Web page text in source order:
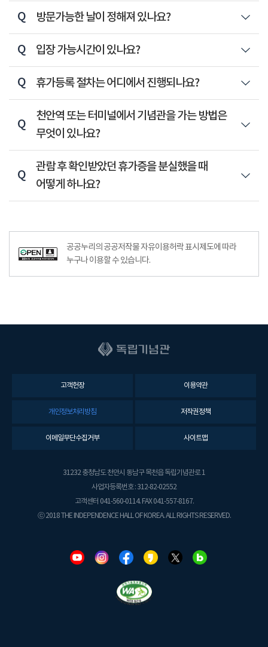
방문가능한 날이 정해져 있나요?
입장 가능시간이 있나요?
휴가등록 절차는 어디에서 진행되나요?
천안역 또는 터미널에서 기념관을 가는 방법은
무엇이 있나요?
관람 후 확인받았던 휴가증을 분실했을 때
어떻게 하나요?
공공누리공공저작물자유이용허락–출처표시이미지
공공누리의 공공저작물 자유이용허락 표시제도에 따라
누구나 이용할 수 있습니다.
고객헌장 이용약관
개인정보처리방침 저작권정책
이메일무단수집거부 사이트맵
31232 충청남도 천안시 동남구 목천읍 독립기념관로 1
사업자등록번호 : 312-82-02552
고객센터 041-560-0114. FAX 041-557-8167.
ⓒ 2018 THE INDEPENDENCE HALL OF KOREA. ALL RIGHTS RESERVED.